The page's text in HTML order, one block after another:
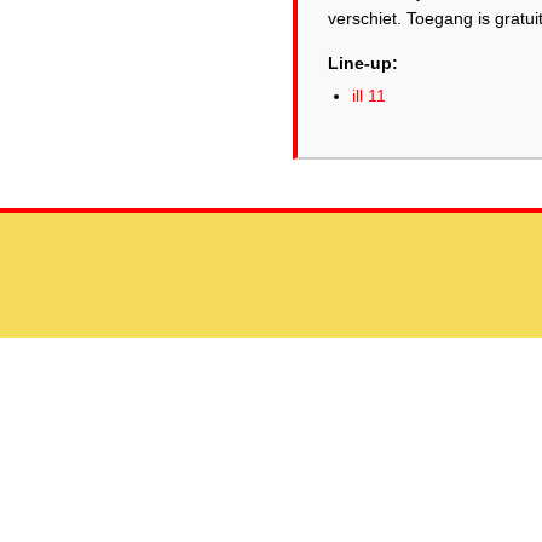
verschiet. Toegang is gratuit.
Line-up:
ill 11